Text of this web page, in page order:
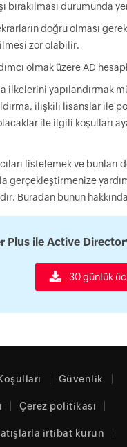
bırakılması durumunda
doğru olması
zor olabilir.
olmak üzere AD
ilkelerini yapılandırmak
ilişkili lisanslar ile
olacaklar ile ilgili koşulları
listelemek ve
gerçekleştirmenize
Buradan bunun
Plus ile Active
30 günlük
Güvenlik
Çerez politikası
irtibat kurun